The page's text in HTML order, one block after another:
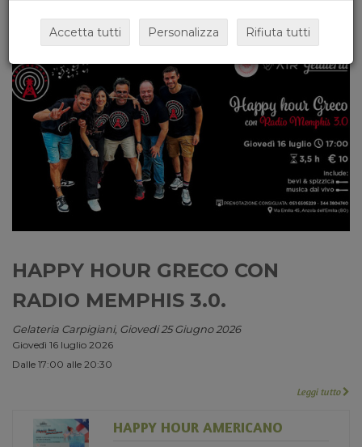
HAPPY HOUR GRECO CON
RADIO MEMPHIS 3.0.
Gelateria Carpigiani, Giovedi 25 Giugno 2026
Giovedì 16 luglio 2026
Dalle 17:00 alle 20:30
Leggi tutto
HAPPY HOUR AMERICANO
Accetta tutti Personalizza Rifiuta tutti